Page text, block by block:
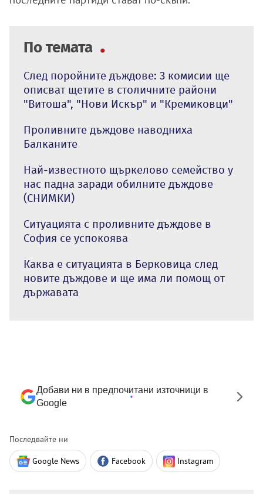
По темата
След поройните дъждове: 3 комисии ще
описват щетите в столичните райони
"Витоша", "Нови Искър" и "Кремиковци"
Проливните дъждове наводниха
Балканите
Най-известното щъркелово семейство у
нас падна заради обилните дъждове
(СНИМКИ)
Ситуацията с проливните дъждове в
София се успокоява
Каква е ситуацията в Берковица след
новите дъждове и ще има ли помощ от
държавата
Добави ни в предпочитани източници в
Google
Последвайте ни
Google News Facebook Instagram